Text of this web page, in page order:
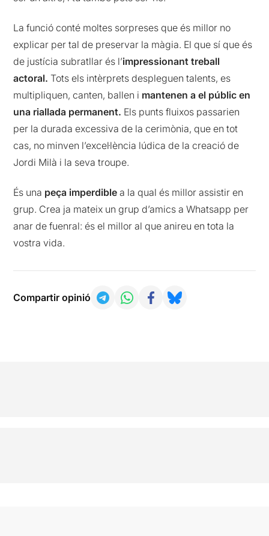
La funció conté moltes sorpreses que és millor no
explicar per tal de preservar la màgia. El que sí que és
de justícia subratllar és l’impressionant treball
actoral. Tots els intèrprets despleguen talents, es
multipliquen, canten, ballen i mantenen a el públic en
una riallada permanent. Els punts fluixos passarien
per la durada excessiva de la cerimònia, que en tot
cas, no minven l’excel·lència lúdica de la creació de
Jordi Milà i la seva troupe.
És una peça imperdible a la qual és millor assistir en
grup. Crea ja mateix un grup d’amics a Whatsapp per
anar de fuenral: és el millor al que anireu en tota la
vostra vida.
Compartir opinió